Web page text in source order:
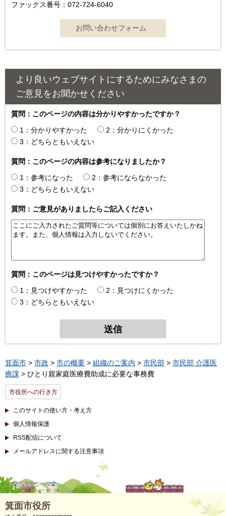
ファックス番号：072-724-6040
より良いウェブサイトにするためにみなさまの
ご意見をお聞かせください
質問：このページの内容は分かりやすかったですか？
1：分かりやすかった
2：分かりにくかった
3：どちらともいえない
質問：このページの内容は参考になりましたか？
1：参考になった
2：参考にならなかった
3：どちらともいえない
質問：ご意見がありましたらご記入ください
質問：このページは見つけやすかったですか？
1：見つけやすかった
2：見つけにくかった
3：どちらともいえない
箕面市 > 市政 > 市の概要 > 組織のご案内 > 市民部 > 市民部 介護医
療課 > ひとり親家庭医療費助成に必要な事務費
市役所への行き方
このサイトの使い方・考え方
個人情報保護
RSS配信について
メールアドレスに関する注意事項
箕面市役所